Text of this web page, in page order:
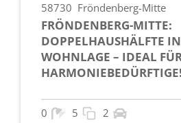
58730 Fröndenberg-Mitte
FRÖNDENBERG-MITTE:
DOPPELHAUSHÄLFTE
WOHNLAGE – IDEAL
HARMONIEBEDÜRFTIGE!
0 5 2